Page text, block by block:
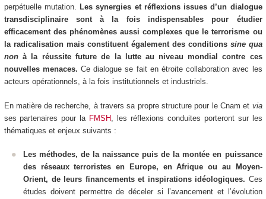
perpétuelle mutation. Les synergies et réflexions issues d’un dialogue
transdisciplinaire sont à la fois indispensables pour étudier
efficacement des phénomènes aussi complexes que le terrorisme ou
la radicalisation mais constituent également des conditions sine qua
nonà la réussite future de la lutte au niveau mondial contre ces
nouvelles menaces. Ce dialogue se fait en étroite collaboration avec les
acteurs opérationnels, à la fois institutionnels et industriels.
En matière de recherche, à travers sa propre structure pour le Cnam et via
ses partenaires pour la FMSH , les réflexions conduites porteront sur les
thématiques et enjeux suivants :
Les méthodes, de la naissance puis de la montée en puissance
des réseaux terroristes en Europe, en Afrique ou au Moyen-
Orient, de leurs financements et inspirations idéologiques. Ces
études doivent permettre de déceler si l’avancement et l’évolution